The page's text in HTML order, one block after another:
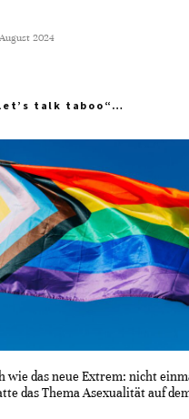
2024
talk taboo“…
wie das neue Extrem: nicht
das Thema Asexualität auf